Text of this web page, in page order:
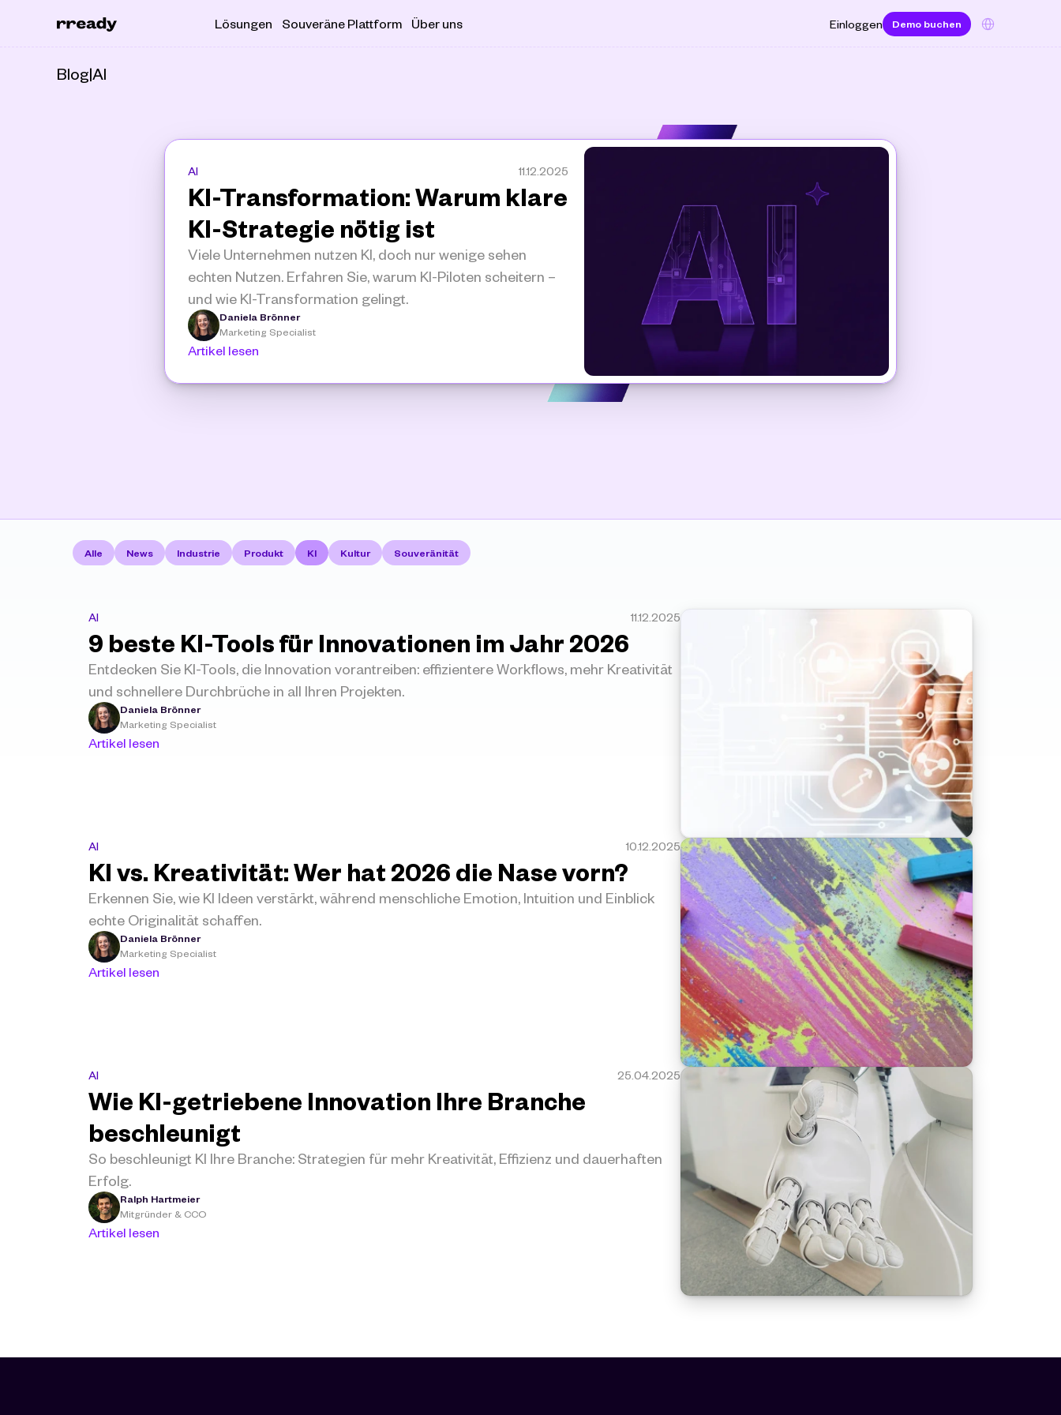
Lösungen Souveräne Plattform Über uns Einloggen Demo buchen Select Language
Blog|AI
AI 11.12.2025
KI-Transformation: Warum klare
KI-Strategie nötig ist
Viele Unternehmen nutzen KI, doch nur wenige sehen
echten Nutzen. Erfahren Sie, warum KI-Piloten scheitern –
und wie KI-Transformation gelingt.
Daniela Brönner
Marketing Specialist
Artikel lesen
Alle News Industrie Produkt KI Kultur Souveränität
AI 11.12.2025
9 beste KI-Tools für Innovationen im Jahr 2026
Entdecken Sie KI-Tools, die Innovation vorantreiben: effizientere Workflows, mehr Kreativität
und schnellere Durchbrüche in all Ihren Projekten.
Daniela Brönner
Marketing Specialist
Artikel lesen
AI 10.12.2025
KI vs. Kreativität: Wer hat 2026 die Nase vorn?
Erkennen Sie, wie KI Ideen verstärkt, während menschliche Emotion, Intuition und Einblick
echte Originalität schaffen.
Daniela Brönner
Marketing Specialist
Artikel lesen
AI 25.04.2025
Wie KI-getriebene Innovation Ihre Branche
beschleunigt
So beschleunigt KI Ihre Branche: Strategien für mehr Kreativität, Effizienz und dauerhaften
Erfolg.
Ralph Hartmeier
Mitgründer & CCO
Artikel lesen